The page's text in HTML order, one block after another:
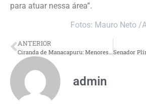
para atuar nessa área”.
Fotos: Mauro Neto /
ANTERIOR
admin